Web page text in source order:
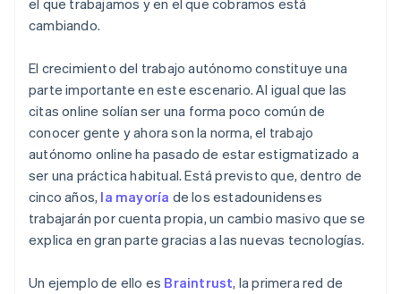
Sesiones de Stripe 2026
Descubre cómo Stripe construye la infraestructura
Mirar ahora
Ecosistema
Socios
Stripe App Marketplace
el que trabajamos y en el que cobramos está
cambiando.
El crecimiento del trabajo autónomo constituye una
parte importante en este escenario. Al igual que las
citas online solían ser una forma poco común de
conocer gente y ahora son la norma, el trabajo
autónomo online ha pasado de estar estigmatizado a
ser una práctica habitual. Está previsto que, dentro de
cinco años, la mayoría de los estadounidenses
trabajarán por cuenta propia, un cambio masivo que se
explica en gran parte gracias a las nuevas tecnologías.
Un ejemplo de ello es Braintrust, la primera red de